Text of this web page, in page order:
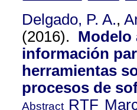
Delgado, P. A.,
(2016). Modelo
información
herramientas
procesos de
Abstract RTF